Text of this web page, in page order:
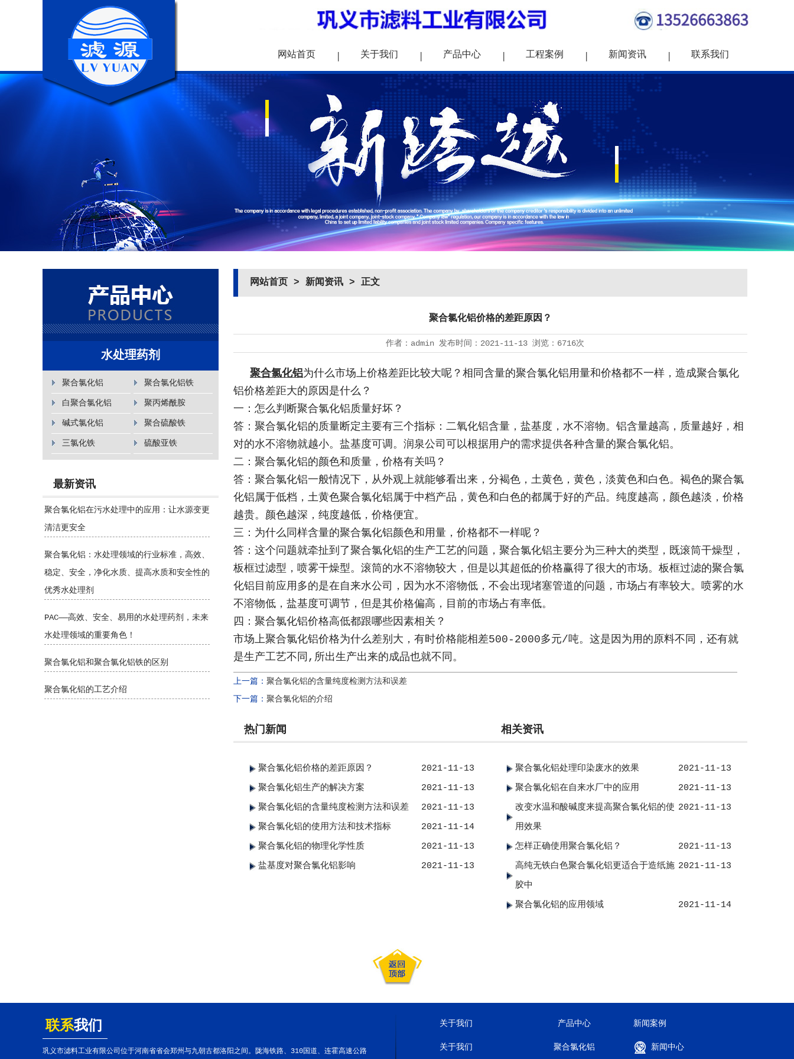
网站首页 关于我们 产品中心 工程案例 新闻资讯 联系我们
水处理药剂
聚合氯化铝 聚合氯化铝铁
白聚合氯化铝 聚丙烯酰胺
碱式氯化铝 聚合硫酸铁
三氯化铁 硫酸亚铁
最新资讯
聚合氯化铝在污水处理中的应用：让水源变更
清洁更安全
聚合氯化铝：水处理领域的行业标准，高效、
稳定、安全，净化水质、提高水质和安全性的
优秀水处理剂
PAC——高效、安全、易用的水处理药剂，未来
水处理领域的重要角色！
聚合氯化铝和聚合氯化铝铁的区别
聚合氯化铝的工艺介绍
网站首页 > 新闻资讯 > 正文
聚合氯化铝价格的差距原因？
作者： admin 发布时间： 2021-11-13 浏览： 6716次
聚合氯化铝为什么市场上价格差距比较大呢？相同含量的聚合氯化铝用量和价格都不一样，造成聚合氯化
铝价格差距大的原因是什么？
一：怎么判断聚合氯化铝质量好坏？
答：聚合氯化铝的质量断定主要有三个指标：二氧化铝含量，盐基度，水不溶物。铝含量越高，质量越好，相
对的水不溶物就越小。盐基度可调。润泉公司可以根据用户的需求提供各种含量的聚合氯化铝。
二：聚合氯化铝的颜色和质量，价格有关吗？
答：聚合氯化铝一般情况下，从外观上就能够看出来，分褐色，土黄色，黄色，淡黄色和白色。褐色的聚合氯
化铝属于低档，土黄色聚合氯化铝属于中档产品，黄色和白色的都属于好的产品。纯度越高，颜色越淡，价格
越贵。颜色越深，纯度越低，价格便宜。
三：为什么同样含量的聚合氯化铝颜色和用量，价格都不一样呢？
答：这个问题就牵扯到了聚合氯化铝的生产工艺的问题，聚合氯化铝主要分为三种大的类型，既滚筒干燥型，
板框过滤型，喷雾干燥型。滚筒的水不溶物较大，但是以其超低的价格赢得了很大的市场。板框过滤的聚合氯
化铝目前应用多的是在自来水公司，因为水不溶物低，不会出现堵塞管道的问题，市场占有率较大。喷雾的水
不溶物低，盐基度可调节，但是其价格偏高，目前的市场占有率低。
四：聚合氯化铝价格高低都跟哪些因素相关？
市场上聚合氯化铝价格为什么差别大，有时价格能相差500-2000多元/吨。这是因为用的原料不同，还有就
是生产工艺不同 , 所出生产出来的成品也就不同。
上一篇： 聚合氯化铝的含量纯度检测方法和误差
下一篇： 聚合氯化铝的介绍
热门新闻
2021-11-13
聚合氯化铝价格的差距原因？
2021-11-13
聚合氯化铝生产的解决方案
2021-11-13
聚合氯化铝的含量纯度检测方法和误差
2021-11-14
聚合氯化铝的使用方法和技术指标
2021-11-13
聚合氯化铝的物理化学性质
2021-11-13
盐基度对聚合氯化铝影响
相关资讯
2021-11-13
聚合氯化铝处理印染废水的效果
2021-11-13
聚合氯化铝在自来水厂中的应用
2021-11-13
改变水温和酸碱度来提高聚合氯化铝的使
用效果
2021-11-13
怎样正确使用聚合氯化铝？
2021-11-13
高纯无铁白色聚合氯化铝更适合于造纸施
胶中
2021-11-14
聚合氯化铝的应用领域
联系我们
巩义市滤料工业有限公司位于河南省省会郑州与九朝古都洛阳之间。陇海铁路、310国道、连霍高速公路
关于我们
关于我们
产品中心
聚合氯化铝
新闻案例
新闻中心